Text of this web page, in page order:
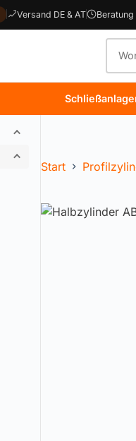
Versand DE & AT
Start